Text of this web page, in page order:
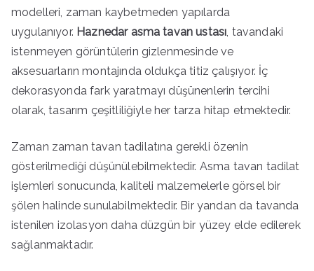
modelleri, zaman kaybetmeden yapılarda
uygulanıyor. Haznedar asma tavan ustası, tavandaki
istenmeyen görüntülerin gizlenmesinde ve
aksesuarların montajında oldukça titiz çalışıyor. İç
dekorasyonda fark yaratmayı düşünenlerin tercihi
olarak, tasarım çeşitliliğiyle her tarza hitap etmektedir.
Zaman zaman tavan tadilatına gerekli özenin
gösterilmediği düşünülebilmektedir. Asma tavan tadilat
işlemleri sonucunda, kaliteli malzemelerle görsel bir
şölen halinde sunulabilmektedir. Bir yandan da tavanda
istenilen izolasyon daha düzgün bir yüzey elde edilerek
sağlanmaktadır.